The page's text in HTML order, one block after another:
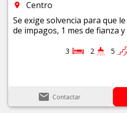
room
Centro
Se exige solvencia para que
de impagos, 1 mes de fianza
3 2 5
email Contactar